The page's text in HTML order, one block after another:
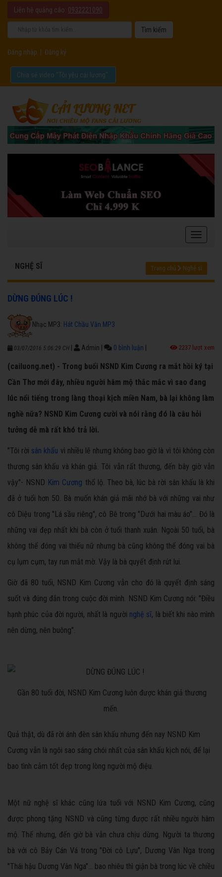
Liên hệ quảng cáo: 0932221090
Đăng nhập Đăng ký
Chia sẻ video "Tôi yêu cải lương".
NGHỆ SĨ Trang chủ Nghệ sĩ
DỪNG ĐÚNG LÚC !
Nhạc MP3: Hát Chầu Văn MP3
03/07/2016 5:06:29 CH Admin 0 bình luận 2237 lượt xem
(cailuong.net) - Trong buổi NSND Kim Cương ra mắt hồi ký tại
Cần Thơ mới đây, nhiều người hâm mộ thắc mắc vì sao đang
lúc nổi tiếng trong làng thoại kịch miền Nam, bà lại không làm
nghề nữa? NSND Kim Cương cười và nói rằng đó là câu hỏi
tưởng dễ mà rất khó trả lời.
"Tôi rời sân khấu vì nhiều lẽ nhưng không bao giờ là vì tôi không còn
thương sân khấu và khán giả. Tôi vẫn rất thương, đến bây giờ vẫn
vậy"- NSND Kim Cương thổ lộ. Theo bà, lúc bà rời sân khấu là khi
đã ở tuổi hơn 50. Bà muốn khán giả mãi nhớ bà với những vai như
cô Diệu trong "Lá sầu riêng", cô Bê trong "Dưới hai màu áo"… Đó là
những vai đẹp nhất khi bà còn ở tuổi thanh xuân. Ngoài 50 tuổi, bà
không thể đóng vai thiếu nữ nhưng bà cũng không thể đóng vai bà
cụ lụm cụm, tay run mắt mờ. Vậy là bà quyết định rút lui.
Giờ đã 80 tuổi, NSND Kim Cương vẫn cho đó là quyết định sáng
suốt và đúng đắn trong cuộc đời mình. NSND Kim Cương nói: "Điều
hạnh phúc của đời người, nhất là người nghệ sĩ, là biết khi nào mình
nên dừng, nên buông".
Gần 80 tuổi đời, NSND Kim Cương luôn được khán giả thương
mến.
Quả thật, dù đã rời ánh đèn sân khấu nhưng đến nay NSND Kim
Cương vẫn là ngôi sao sáng chói nhất của sân khấu kịch nói, để lại
bao tình cảm tốt đẹp trong lòng người mộ điệu.
Một nữ nghệ sĩ khác cũng lứa tuổi với NSND Kim Cương, cũng
được phong tặng NSND và cũng từng được rất nhiều người hâm
mộ. Thế nhưng, đến giờ bà vẫn chưa chịu dừng. Người ta thương
bà với cô Bảy Cán Vá trong "Đời cô Lựu", Dương Vân Nga trong
"Thái hậu Dương Vân Nga"… bao nhiêu thì giận bà trong lúc về chiều